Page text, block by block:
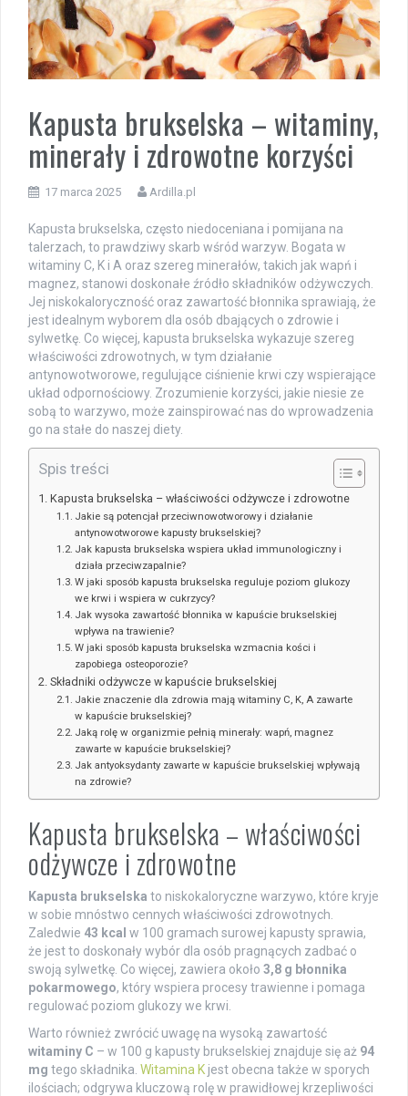
Kapusta brukselska – witaminy,
minerały i zdrowotne korzyści
17 marca 2025 Ardilla.pl
Kapusta brukselska, często niedoceniana i pomijana na
talerzach, to prawdziwy skarb wśród warzyw. Bogata w
witaminy C, K i A oraz szereg minerałów, takich jak wapń i
magnez, stanowi doskonałe źródło składników odżywczych.
Jej niskokaloryczność oraz zawartość błonnika sprawiają, że
jest idealnym wyborem dla osób dbających o zdrowie i
sylwetkę. Co więcej, kapusta brukselska wykazuje szereg
właściwości zdrowotnych, w tym działanie
antynowotworowe, regulujące ciśnienie krwi czy wspierające
układ odpornościowy. Zrozumienie korzyści, jakie niesie ze
sobą to warzywo, może zainspirować nas do wprowadzenia
go na stałe do naszej diety.
Spis treści
Kapusta brukselska – właściwości odżywcze i zdrowotne
Jakie są potencjał przeciwnowotworowy i działanie
antynowotworowe kapusty brukselskiej?
Jak kapusta brukselska wspiera układ immunologiczny i
działa przeciwzapalnie?
W jaki sposób kapusta brukselska reguluje poziom glukozy
we krwi i wspiera w cukrzycy?
Jak wysoka zawartość błonnika w kapuście brukselskiej
wpływa na trawienie?
W jaki sposób kapusta brukselska wzmacnia kości i
zapobiega osteoporozie?
Składniki odżywcze w kapuście brukselskiej
Jakie znaczenie dla zdrowia mają witaminy C, K, A zawarte
w kapuście brukselskiej?
Jaką rolę w organizmie pełnią minerały: wapń, magnez
zawarte w kapuście brukselskiej?
Jak antyoksydanty zawarte w kapuście brukselskiej wpływają
na zdrowie?
Kapusta brukselska – właściwości
odżywcze i zdrowotne
Kapusta brukselska to niskokaloryczne warzywo, które kryje
w sobie mnóstwo cennych właściwości zdrowotnych.
Zaledwie 43 kcal w 100 gramach surowej kapusty sprawia,
że jest to doskonały wybór dla osób pragnących zadbać o
swoją sylwetkę. Co więcej, zawiera około 3,8 g błonnika
pokarmowego, który wspiera procesy trawienne i pomaga
regulować poziom glukozy we krwi.
Warto również zwrócić uwagę na wysoką zawartość
witaminy C – w 100 g kapusty brukselskiej znajduje się aż 94
mg tego składnika. Witamina K jest obecna także w sporych
ilościach; odgrywa kluczową rolę w prawidłowej krzepliwości